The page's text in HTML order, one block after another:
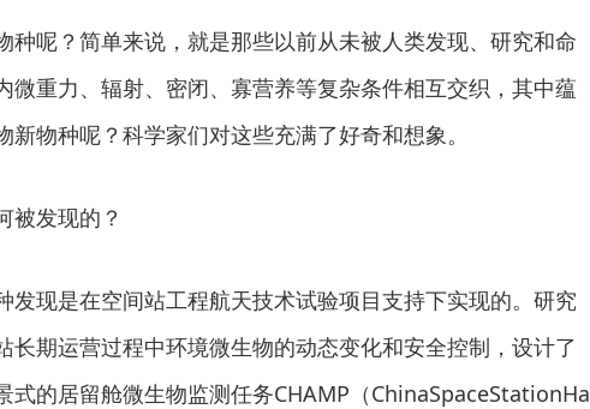
种呢？简单来说，就是那些以前从未被人类发现、研究和命
微重力、辐射、密闭、寡营养等复杂条件相互交织，其中蕴
物种呢？科学家们对这些充满了好奇和想象。
被发现的？
发现是在空间站工程航天技术试验项目支持下实现的。研究
长期运营过程中环境微生物的动态变化和安全控制，设计了
式的居留舱微生物监测任务CHAMP（ChinaSpaceStationHa